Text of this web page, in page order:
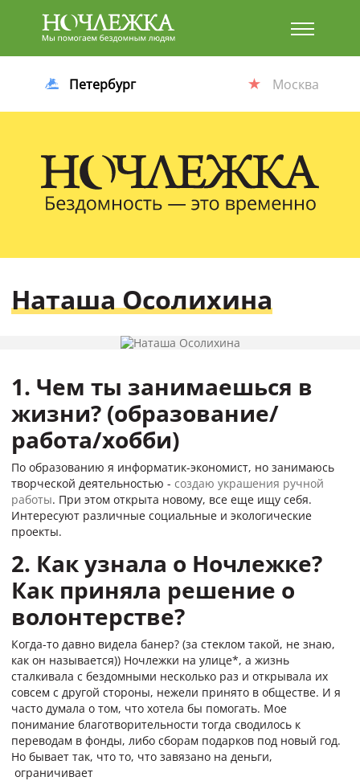
Баннер
Петербург Москва
Наташа Осолихина
1. Чем ты занимаешься в
жизни? (образование/
работа/хобби)
По образованию я информатик-экономист, но занимаюсь
творческой деятельностью - создаю украшения ручной
работы. При этом открыта новому, все еще ищу себя.
Интересуют различные социальные и экологические
проекты.
2. Как узнала о Ночлежке?
Как приняла решение о
волонтерстве?
Когда-то давно видела банер? (за стеклом такой, не знаю,
как он называется)) Ночлежки на улице*, а жизнь
сталкивала с бездомными несколько раз и открывала их
совсем с другой стороны, нежели принято в обществе. И я
часто думала о том, что хотела бы помогать. Мое
понимание благотворительности тогда сводилось к
переводам в фонды, либо сборам подарков под новый год.
Но бывает так, что то, что завязано на деньги,
ограничивает